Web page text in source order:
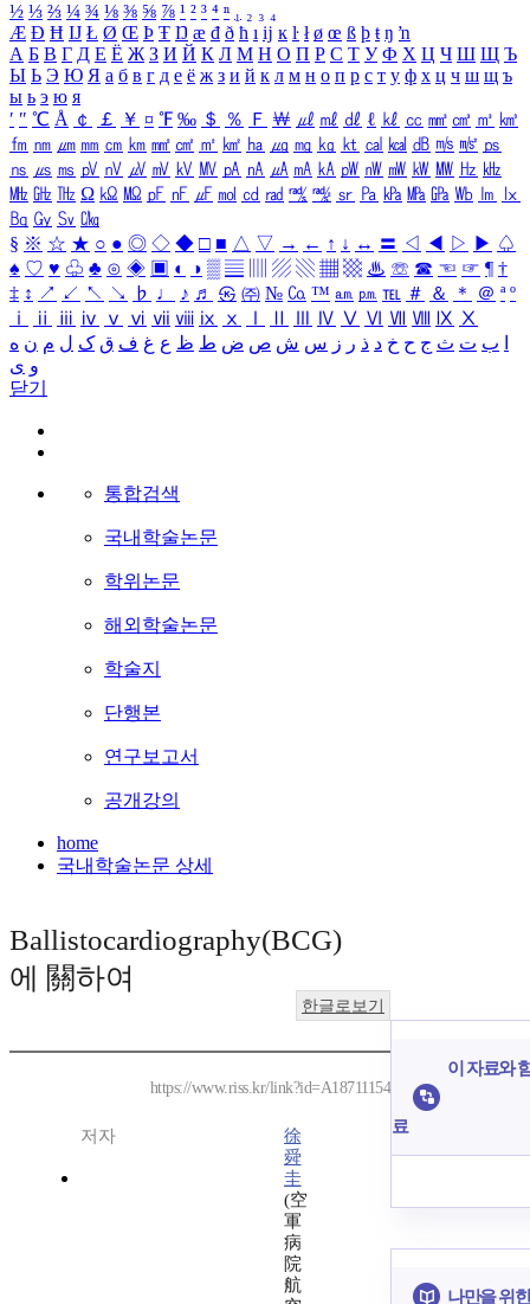
½ ⅓ ⅔ ¼ ¾ ⅛ ⅜ ⅝ ⅞ ¹ ² ³ ⁴ ⁿ ₁ ₂ ₃ ₄
Æ Ð Ħ Ĳ Ł Ø Œ Þ Ŧ Ŋ æ đ ð ħ ı ĳ ĸ ŀ ł ø œ ß þ ŧ ŋ ŉ
А Б В Г Д Е Ё Ж З И Й К Л М Н О П Р С Т У Ф Х Ц Ч Ш Щ Ъ
Ы Ь Э Ю Я а б в г д е ё ж з и й к л м н о п р с т у ф х ц ч ш щ ъ
ы ь э ю я
′ ″ ℃ Å ￠ ￡ ￥ ¤ ℉ ‰ ＄ ％ Ｆ ￦ ㎕ ㎖ ㎗ ℓ ㎘ ㏄ ㎣ ㎤ ㎥ ㎦
㎙ ㎚ ㎛ ㎜ ㎝ ㎞ ㎟ ㎠ ㎡ ㎢ ㏊ ㎍ ㎎ ㎏ ㏏ ㎈ ㎉ ㏈ ㎧ ㎨ ㎰
㎱ ㎲ ㎳ ㎴ ㎵ ㎶ ㎷ ㎸ ㎹ ㎀ ㎁ ㎂ ㎃ ㎄ ㎺ ㎻ ㎽ ㎾ ㎿ ㎐ ㎑
㎒ ㎓ ㎔ Ω ㏀ ㏁ ㎊ ㎋ ㎌ ㏖ ㏅ ㎭ ㎮ ㎯ ㏛ ㎩ ㎪ ㎫ ㎬ ㏝ ㏐
㏓
㏃ ㏉ ㏜ ㏆
§ ※ ☆ ★ ○ ● ◎ ◇ ◆ □ ■ △ ▽ → ← ↑ ↓ ↔ 〓 ◁ ◀ ▷ ▶ ♤
♠ ♡ ♥ ♧ ♣ ⊙ ◈ ▣ ◐ ◑ ▒ ▤ ▨ ▧ ▦ ▩ ♨ ☏ ☎ ☜ ☞ ¶ †
‡ ↕ ↗ ↙ ↖ ↘ ♭ ♩ ♪ ♬ ㉿ ㈜ № ㏇ ™ ㏂ ㏘ ℡ ＃ ＆ ＊ ＠ ª º
ⅰ
ⅱ ⅲ ⅳ ⅴ ⅵ ⅶ ⅷ ⅸ ⅹ Ⅳ Ⅴ Ⅵ Ⅶ Ⅷ Ⅸ Ⅹ
ب ت ث ج ح خ د ذ ر ز س ش ص ض ط ظ ع غ ف ق ک ل م ن ه
و ی
닫기
통합검색
국내학술논문
학위논문
해외학술논문
학술지
단행본
연구보고서
공개강의
home
국내학술논문 상세
Ballistocardiography(BCG)
에 關하여
한글로보기
https://www.riss.kr/link?id=A18711154
저자
徐
舜
圭
(空
軍
病
院
航
이 자료와
료
나만을 위